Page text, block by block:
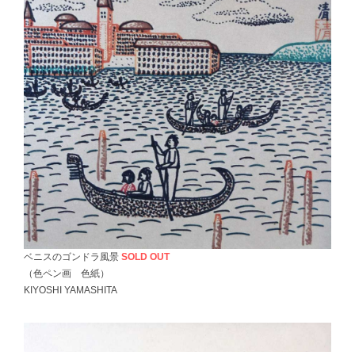
ベニスのゴンドラ風景 SOLD OUT
（色ペン画 色紙）
KIYOSHI YAMASHITA